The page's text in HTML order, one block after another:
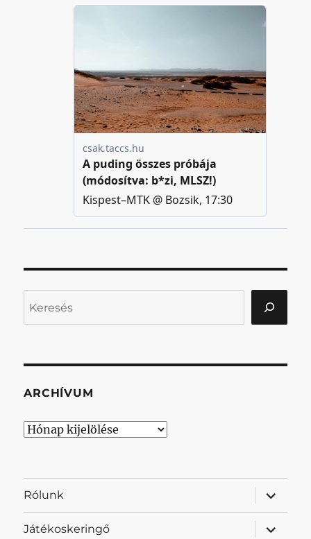
ARCHÍVUM
Archívum
Rólunk
almenü
Játékoskeringő
almenü